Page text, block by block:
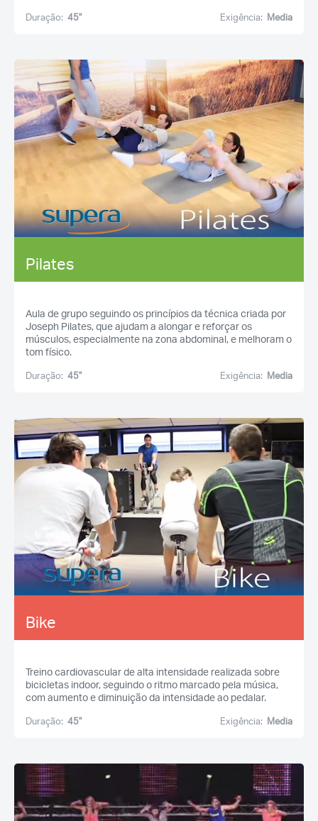
Duração: 45'' Exigência: Media
Pilates
Aula de grupo seguindo os princípios da técnica criada por
Joseph Pilates, que ajudam a alongar e reforçar os
músculos, especialmente na zona abdominal, e melhoram o
tom físico.
Duração: 45'' Exigência: Media
Bike
Treino cardiovascular de alta intensidade realizada sobre
bicicletas indoor, seguindo o ritmo marcado pela música,
com aumento e diminuição da intensidade ao pedalar.
Duração: 45'' Exigência: Media